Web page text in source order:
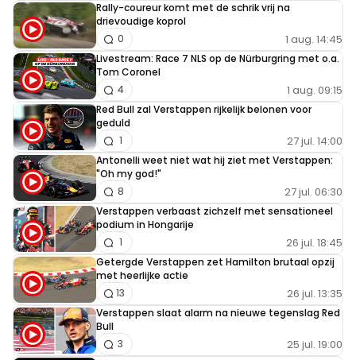
Rally-coureur komt met de schrik vrij na
drievoudige koprol
1 aug. 14:45
0
Livestream: Race 7 NLS op de Nürburgring met o.a.
Tom Coronel
1 aug. 09:15
4
Red Bull zal Verstappen rijkelijk belonen voor
geduld
27 jul. 14:00
1
Antonelli weet niet wat hij ziet met Verstappen:
"Oh my god!"
27 jul. 06:30
8
Verstappen verbaast zichzelf met sensationeel
podium in Hongarije
26 jul. 18:45
1
Getergde Verstappen zet Hamilton brutaal opzij
met heerlijke actie
26 jul. 13:35
13
Verstappen slaat alarm na nieuwe tegenslag Red
Bull
25 jul. 19:00
3